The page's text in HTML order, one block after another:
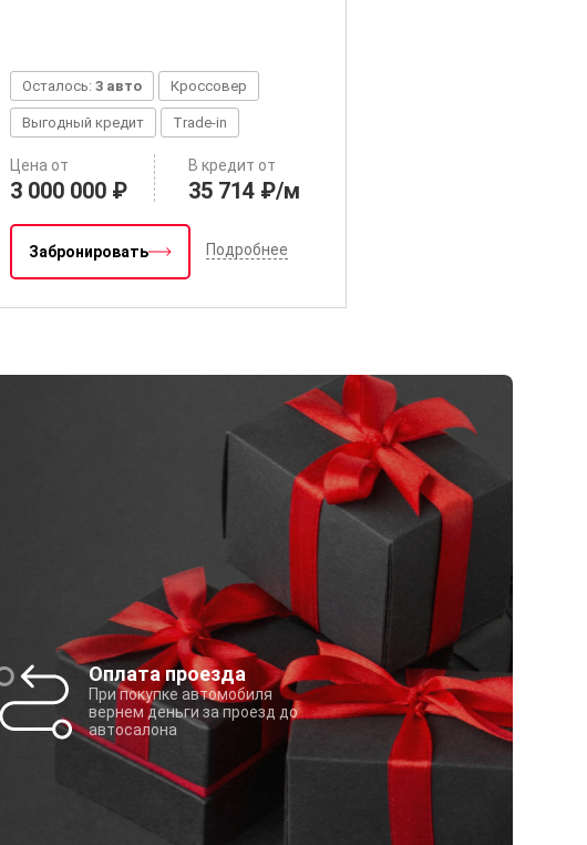
Осталось: 3 авто Кроссовер
Выгодный кредит Trade-in
Цена от
3 000 000 ₽
В кредит от
35 714 ₽/м
Забронировать Подробнее
Оплата проезда
При покупке автомобиля
вернем деньги за проезд до
автосалона